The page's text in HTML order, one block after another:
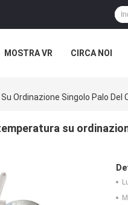
MOSTRA VR CIRCA NOI
Ordinazione Singolo Palo
su